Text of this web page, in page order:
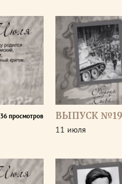
36 просмотров ВЫПУСК
11 июля